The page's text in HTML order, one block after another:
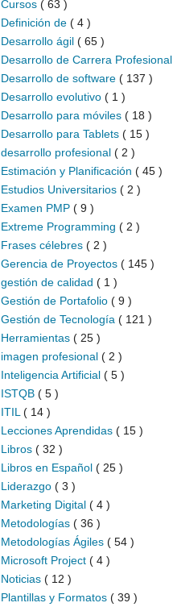
Cursos ( 63 )
Definición de ( 4 )
Desarrollo ágil ( 65 )
Desarrollo de Carrera Profesional
Desarrollo de software ( 137 )
Desarrollo evolutivo ( 1 )
Desarrollo para móviles ( 18 )
Desarrollo para Tablets ( 15 )
desarrollo profesional ( 2 )
Estimación y Planificación ( 45 )
Estudios Universitarios ( 2 )
Examen PMP ( 9 )
Extreme Programming ( 2 )
Frases célebres ( 2 )
Gerencia de Proyectos ( 145 )
gestión de calidad ( 1 )
Gestión de Portafolio ( 9 )
Gestión de Tecnología ( 121 )
Herramientas ( 25 )
imagen profesional ( 2 )
Inteligencia Artificial ( 5 )
ISTQB ( 5 )
ITIL ( 14 )
Lecciones Aprendidas ( 15 )
Libros ( 32 )
Libros en Español ( 25 )
Liderazgo ( 3 )
Marketing Digital ( 4 )
Metodologías ( 36 )
Metodologías Ágiles ( 54 )
Microsoft Project ( 4 )
Noticias ( 12 )
Plantillas y Formatos ( 39 )